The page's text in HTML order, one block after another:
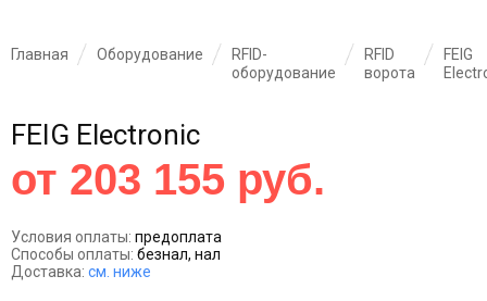
Главная Оборудование
RFID-
оборудование
RFID
ворота
FEIG
FEIG Eleсtronic
от 203 155 руб.
Условия оплаты: предоплата
Способы оплаты: безнал, нал
Доставка: см. ниже